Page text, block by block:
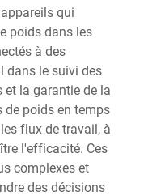
qui
poids dans les
à des
dans le suivi des
et la garantie de la
de poids en temps
flux de travail, à
l'efficacité. Ces
complexes et
des décisions